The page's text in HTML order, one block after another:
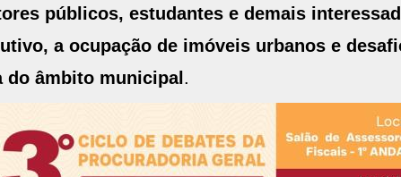
públicos, estudantes e demais
a ocupação de imóveis urbanos e
âmbito municipal .